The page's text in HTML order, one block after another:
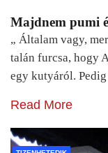
Majdnem pumi
„ Általam vagy,
talán furcsa, hogy
egy kutyáról.
Read More